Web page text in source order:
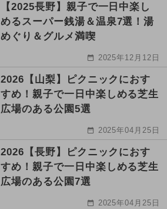
【2025長野】親子で一日中楽し
めるスーパー銭湯＆温泉7選！湯
めぐり＆グルメ満喫
2025年12月12日
2026【山梨】ピクニックにおす
すめ！親子で一日中楽しめる芝生
広場のある公園5選
2025年04月25日
2026【長野】ピクニックにおす
すめ！親子で一日中楽しめる芝生
広場のある公園7選
2025年04月25日